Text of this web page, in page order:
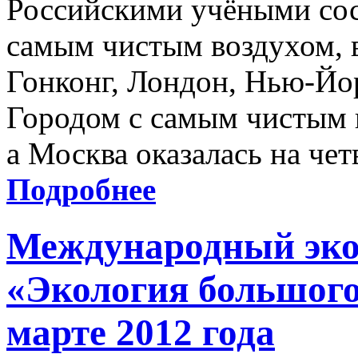
Российскими учёными
самым чистым
Гонконг, Лондон, Нью-
Городом с самым чистым
а Москва оказалась на
Подробнее
Международный
«Экология
марте 2012 года